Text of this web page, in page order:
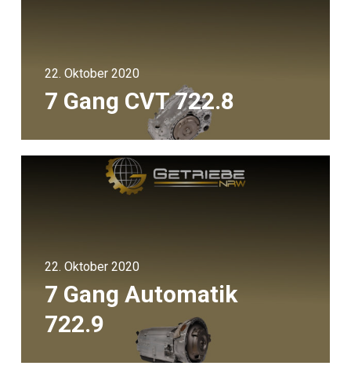
22. Oktober 2020
7 Gang CVT 722.8
22. Oktober 2020
7 Gang Automatik
722.9